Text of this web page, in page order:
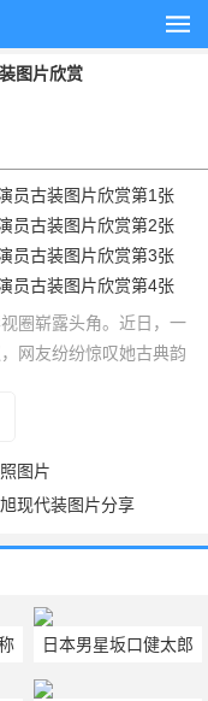
图片欣赏
圈崭露头角。近日，一
网友纷纷惊叹她古典韵
装服饰，优雅婉约，仿
若楠的古装造型图片，
图片
现代装图片分享
日本男星坂口健太郎